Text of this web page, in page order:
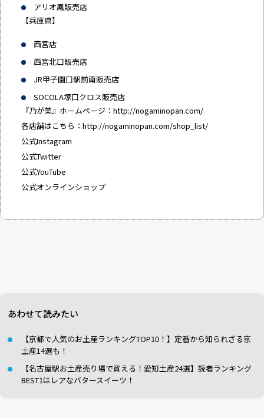
アリオ鳳販売店
【兵庫県】
西宮店
西宮北口販売店
JR甲子園口駅前南販売店
SOCOLA塚口クロス販売店
『乃が美』ホームページ： http://nogaminopan.com/
各店舗はこちら： http://nogaminopan.com/shop_list/
公式Instagram
公式Twitter
公式YouTube
公式オンラインショップ
あわせて読みたい
【京都で人気のお土産ランキングTOP10！】定番から知られざる京
土産14選も！
【名古屋駅お土産売り場で買える！愛知土産24選】読者ランキング
BEST1はレアなバタースイーツ！